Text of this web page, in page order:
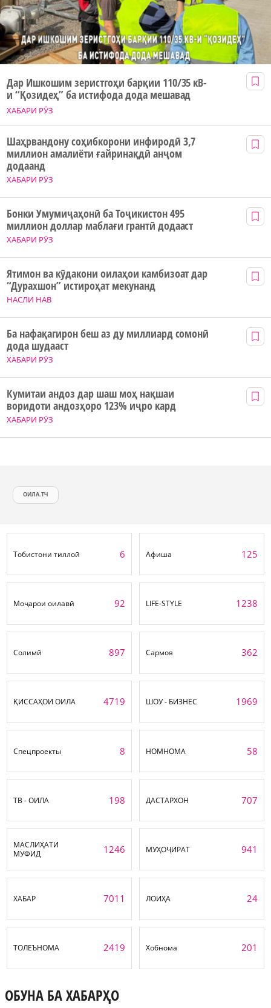
ХАБАРИ РӮЗ
Дар Ишкошим зеристгоҳи барқии 110/35 кВ-
и “Қозидеҳ” ба истифода дода мешавад
ХАБАРИ РӮЗ
Шаҳрвандону соҳибкорони инфиродӣ 3,7
миллион амалиёти ғайринақдӣ анҷом
додаанд
ХАБАРИ РӮЗ
Бонки Умумиҷаҳонӣ ба Тоҷикистон 495
миллион доллар маблағи грантӣ додааст
НАСЛИ НАВ
Ятимон ва кӯдакони оилаҳои камбизоат дар
“Дурахшон” истироҳат мекунанд
ХАБАРИ РӮЗ
Ба нафақагирон беш аз ду миллиард сомонӣ
дода шудааст
ХАБАРИ РӮЗ
Кумитаи андоз дар шаш моҳ нақшаи
воридоти андозҳоро 123% иҷро кард
ОИЛА.ТЧ
Тобистони тиллоӣ 6 Афиша 125
Моҷарои оилавӣ 92 LIFE-STYLE 1238
Солимӣ 897 Сармоя 362
ҚИССАҲОИ ОИЛА 4719 ШОУ - БИЗНЕС 1969
Спецпроекты 8 НОМНОМА 58
ТВ - ОИЛА 198 ДАСТАРХОН 707
МАСЛИҲАТИ
МУФИД
1246 МУҲОҶИРАТ 941
ХАБАР 7011 ЛОИҲА 24
ТОЛЕЪНОМА 2419 Хобнома 201
ОБУНА БА ХАБАРҲО